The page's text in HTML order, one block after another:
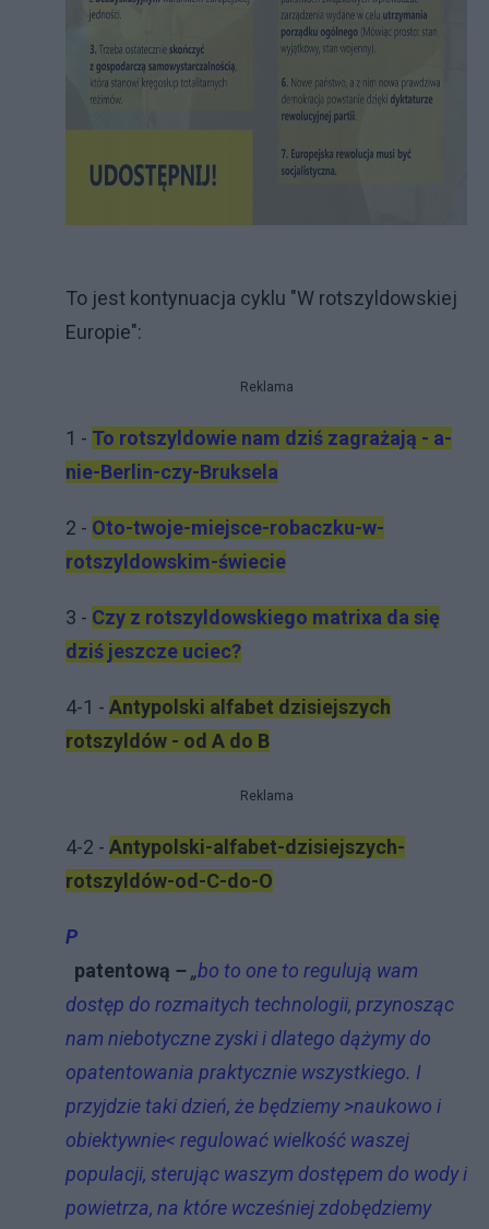
To jest kontynuacja cyklu "W rotszyldowskiej
Europie":
Reklama
1 - To rotszyldowie nam dziś zagrażają - a-
nie-Berlin-czy-Bruksela
2 - Oto-twoje-miejsce-robaczku-w-
rotszyldowskim-świecie
3 - Czy z rotszyldowskiego matrixa da się
dziś jeszcze uciec?
4-1 - Antypolski alfabet dzisiejszych
rotszyldów - od A do B
Reklama
4-2 - Antypolski-alfabet-dzisiejszych-
rotszyldów-od-C-do-O
P
patentową –„bo to one to regulują wam
dostęp do rozmaitych technologii, przynosząc
nam niebotyczne zyski i dlatego dążymy do
opatentowania praktycznie wszystkiego. I
przyjdzie taki dzień, że będziemy >naukowo i
obiektywnie< regulować wielkość waszej
populacji, sterując waszym dostępem do wody i
powietrza, na które wcześniej zdobędziemy